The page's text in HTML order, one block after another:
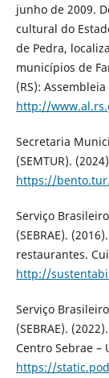
junho de 2009.
cultural do
de Pedra,
municípios de
(RS):
http://
Secretaria
(SEMTUR).
https://
Serviço
(SEBRAE).
restaurantes.
http://
Serviço
(SEBRAE).
Centro Sebrae –
https://